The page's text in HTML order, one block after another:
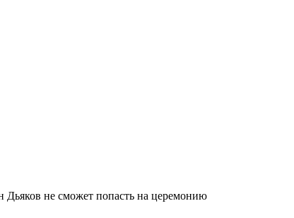
не сможет попасть на церемонию